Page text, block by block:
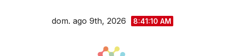
dom. ago 9th, 2026 8:41:11 AM